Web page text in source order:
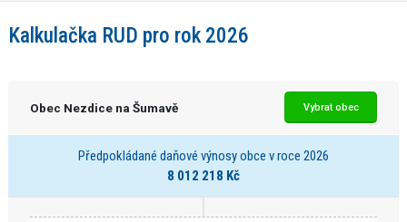
Kalkulačka RUD pro rok 2026
Obec Nezdice na Šumavě Vybrat obec
Předpokládané daňové výnosy obce v roce 2026
8 012 218 Kč